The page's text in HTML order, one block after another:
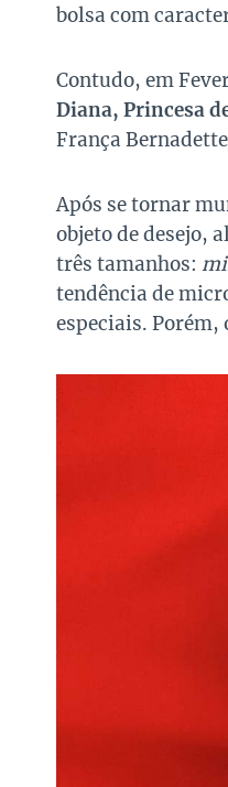
bolsa com
Contudo, em
Diana, Princesa
França
Após se tornar
objeto de desejo,
três tamanhos:
tendência de
especiais. Porém,